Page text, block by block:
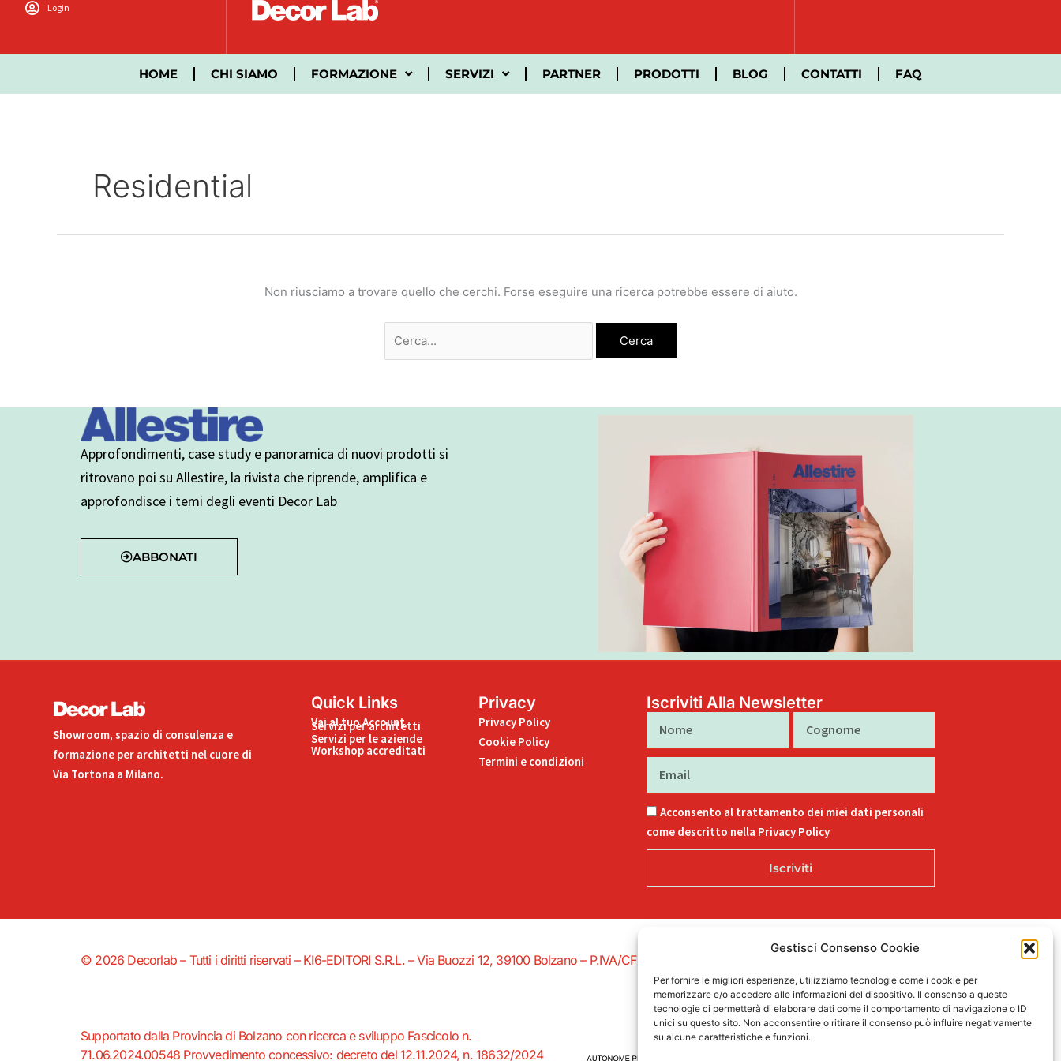
Gestisci Consenso Cookie
Per fornire le migliori esperienze, utilizziamo tecnologie come i cookie per
memorizzare e/o accedere alle informazioni del dispositivo. Il consenso a queste
tecnologie ci permetterà di elaborare dati come il comportamento di navigazione o ID
unici su questo sito. Non acconsentire o ritirare il consenso può influire negativamente
su alcune caratteristiche e funzioni.
Login
HOME CHI SIAMO FORMAZIONE SERVIZI PARTNER PRODOTTI BLOG CONTATTI FAQ
Residential
Non riusciamo a trovare quello che cerchi. Forse eseguire una ricerca potrebbe essere di aiuto.
Approfondimenti, case study e panoramica di nuovi prodotti si
ritrovano poi su Allestire, la rivista che riprende, amplifica e
approfondisce i temi degli eventi Decor Lab
ABBONATI
Showroom, spazio di consulenza e
formazione per architetti nel cuore di
Via Tortona a Milano.
Quick Links
Vai al tuo Account
Servizi per architetti
Servizi per le aziende
Workshop accreditati
Privacy
Privacy Policy
Cookie Policy
Termini e condizioni
Iscriviti Alla Newsletter
Acconsento al trattamento dei miei dati personali
come descritto nella Privacy Policy
Iscriviti
© 2026 Decorlab – Tutti i diritti riservati – KI6-EDITORI S.R.L. – Via Buozzi 12, 39100 Bolzano – P.IVA/CF 02757850215
L
i
n
k
e
F
a
c
e
b
I
n
s
t
a
i
k
t
o
i
n
t
e
Supportato dalla Provincia di Bolzano con ricerca e sviluppo Fascicolo n.
71.06.2024.00548 Provvedimento concessivo: decreto del 12.11.2024, n. 18632/2024